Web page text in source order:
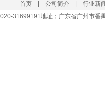
首页 公司简介 行业新闻
020-31699191地址；广东省广州市番